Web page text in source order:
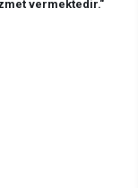
vermektedir."